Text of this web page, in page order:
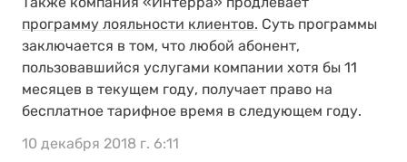
программу лояльности клиентов. Суть программы
заключается в том, что любой абонент,
пользовавшийся услугами компании хотя бы 11
месяцев в текущем году, получает право на
бесплатное тарифное время в следующем году.
10 декабря 2018 г. 6:11